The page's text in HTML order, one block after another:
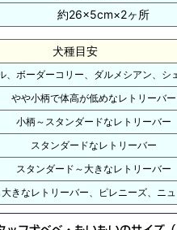
約26×5cm×2ヶ所
犬種目安
、ボーダーコリー、ダルメシアン、シ
やや小柄で体高が低めなレトリーバー
小柄～スタンダードなレトリーバー
スタンダードなレトリーバー
スタンダード～大きなレトリーバー
大きなレトリーバー、ピレニーズ、ニ